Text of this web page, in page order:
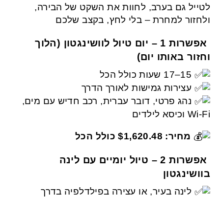
לטייל גם בערב, לחוות את השקט של הבירה,
ולחזור למחרת – בלי לחץ, בקצב שלכם
אפשרות 1 – יום טיול לוושינגטון (הלוך
וחזור באותו יום)
עצירות גמישות לאורך הדרך
נהג פרטי, דובר עברית, רכב חדיש עם מים,
Wi-Fi וכיסא לילדים
מחיר: $1,620.48 כולל הכל
אפשרות 2 – טיול יומיים עם לינה
בוושינגטון
לינה בעיר, או עצירה בפילדלפיה בדרך